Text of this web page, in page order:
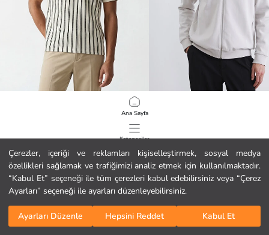
Çerezler, içeriği ve reklamları kişiselleştirmek, sosyal medya
özellikleri sağlamak ve trafiğimizi analiz etmek için kullanılmaktadır.
“Kabul Et” seçeneği ile tüm çerezleri kabul edebilirsiniz veya “Çerez
Ayarları” seçeneği ile ayarları düzenleyebilirsiniz.
Ayarları Düzenle Hepsini Reddet Kabul Et
Ana Sayfa
Kategoriler
Sepetim
133